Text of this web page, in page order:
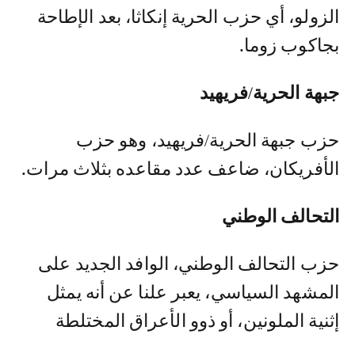
الزولو، أي حزب الحرية إنكاثا، بعد الإطاحة
بجاكوب زوما.
جبهة الحرية/فريهيد
حزب جبهة الحرية/فريهيد، وهو حزب
الأفريكان، ضاعف عدد مقاعده بثلاث مرات.
التحالف الوطني
حزب التحالف الوطني، الوافد الجديد على
المشهد السياسي، يعبر علنا عن أنه يمثل
إثنية الملونين، أو ذوو الأعراق المختلطة